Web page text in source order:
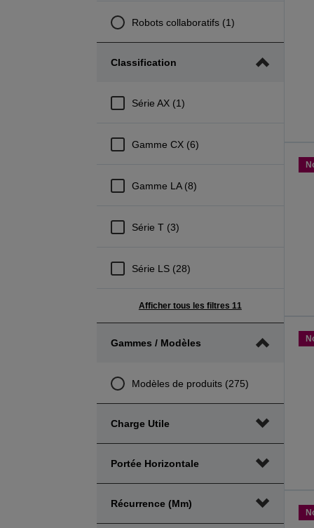
Robots collaboratifs (1)
Classification
Série AX (1)
Gamme CX (6)
Gamme LA (8)
Série T (3)
Série LS (28)
Afficher tous les filtres 11
Gammes / Modèles
Modèles de produits (275)
Charge Utile
Portée Horizontale
Récurrence (mm)